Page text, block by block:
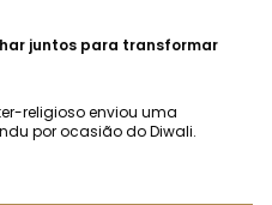
juntos para transformar
religioso enviou uma
por ocasião do Diwali.